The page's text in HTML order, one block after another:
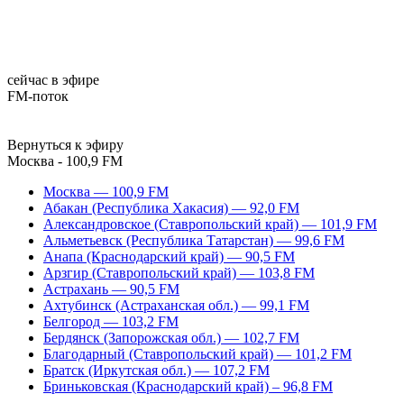
сейчас в эфире
FM-поток
Вернуться к эфиру
Москва - 100,9 FM
Москва — 100,9 FM
Абакан (Республика Хакасия) — 92,0 FM
Александровское (Ставропольский край) — 101,9 FM
Альметьевск (Республика Татарстан) — 99,6 FM
Анапа (Краснодарский край) — 90,5 FM
Арзгир (Ставропольский край) — 103,8 FM
Астрахань — 90,5 FM
Ахтубинск (Астраханская обл.) — 99,1 FM
Белгород — 103,2 FM
Бердянск (Запорожская обл.) — 102,7 FM
Благодарный (Ставропольский край) — 101,2 FM
Братск (Иркутская обл.) — 107,2 FM
Бриньковская (Краснодарский край) – 96,8 FM